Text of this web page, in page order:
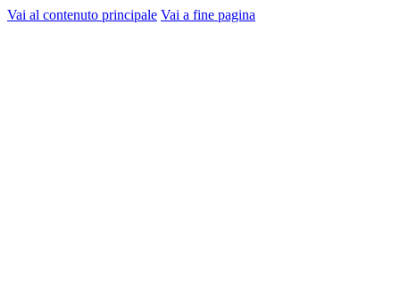
Vai al contenuto principale Vai a fine pagina